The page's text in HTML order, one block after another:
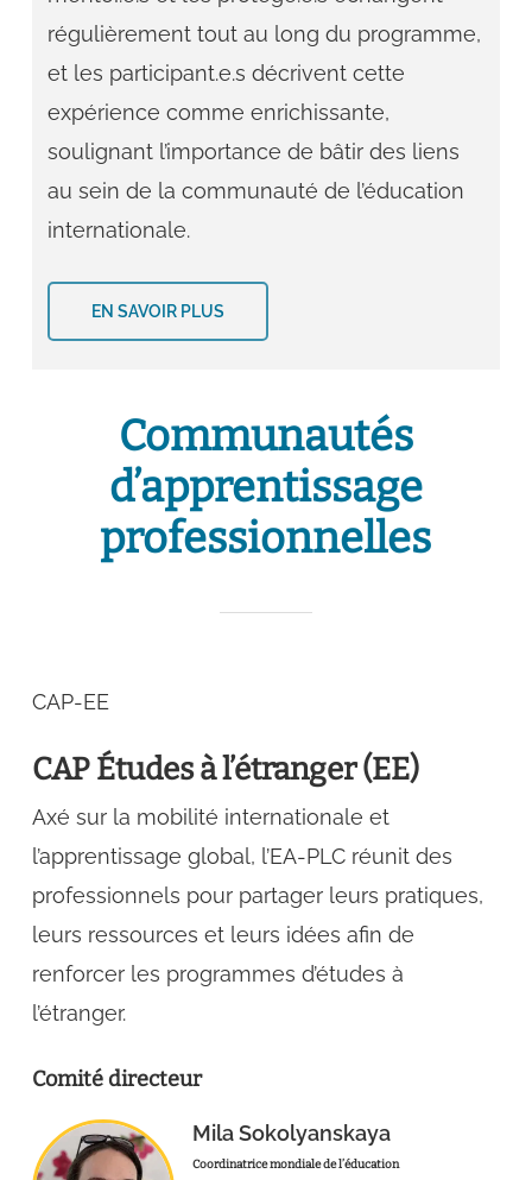
régulièrement tout au long du programme,
et les participant.e.s décrivent cette
expérience comme enrichissante,
soulignant l’importance de bâtir des liens
au sein de la communauté de l’éducation
internationale.
EN SAVOIR PLUS
Communautés
d’apprentissage
professionnelles
CAP-EE
CAP Études à l’étranger (EE)
Axé sur la mobilité internationale et
l’apprentissage global, l’EA-PLC réunit des
professionnels pour partager leurs pratiques,
leurs ressources et leurs idées afin de
renforcer les programmes d’études à
l’étranger.
Comité directeur
Mila Sokolyanskaya
Coordinatrice mondiale de l’éducation